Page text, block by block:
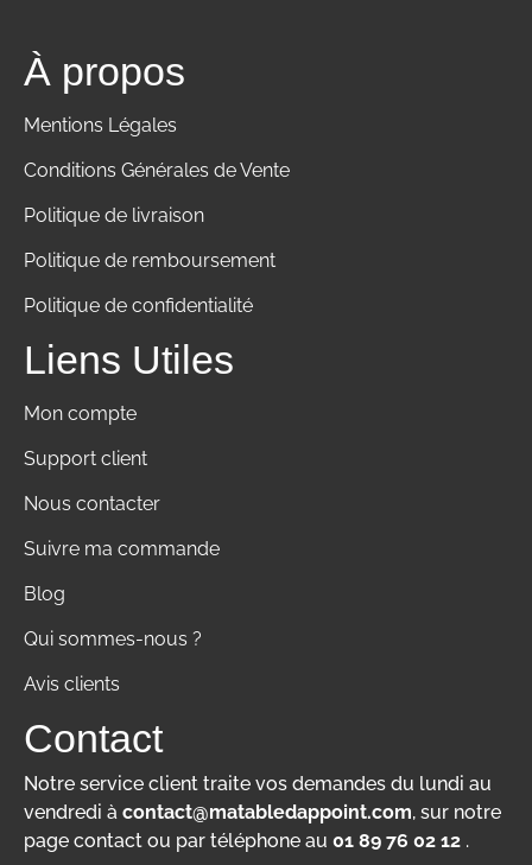
À propos
Mentions Légales
Conditions Générales de Vente
Politique de livraison
Politique de remboursement
Politique de confidentialité
Liens Utiles
Mon compte
Support client
Nous contacter
Suivre ma commande
Blog
Qui sommes-nous ?
Avis clients
Contact
Notre service client traite vos demandes du lundi au
vendredi à contact@matabledappoint.com, sur notre
page contact ou par téléphone au 01 89 76 02 12 .